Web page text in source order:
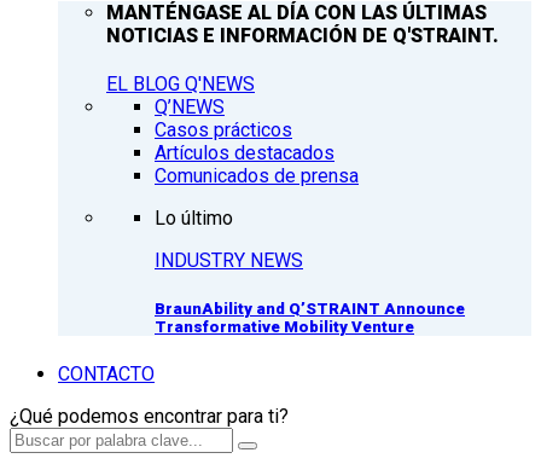
MANTÉNGASE AL DÍA CON LAS ÚLTIMAS
NOTICIAS E INFORMACIÓN DE Q'STRAINT.
EL BLOG Q'NEWS
Q’NEWS
Casos prácticos
Artículos destacados
Comunicados de prensa
Lo último
INDUSTRY NEWS
BraunAbility and Q’STRAINT Announce
Transformative Mobility Venture
CONTACTO
¿Qué podemos encontrar para ti?